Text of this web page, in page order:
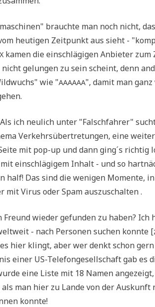
brauch­te man noch nicht,
heu­ti­gen Zeit­punkt aus sieht -
kamen die ein­schlä­gi­gen Anbie­ter
gelun­gen zu sein scheint, denn
wie "AAAAAA", damit man
ich neu­lich unter "Falsch­fah­rer"
Ver­kehrs­über­tre­tun­gen, eine
mit pop-up und dann ging´s rich­tig
ein­schlä­gi­gem Inhalt - und so
half! Das sind die weni­gen Momen­te,
mit Virus oder Spam auszuschalten .
wie­der gefun­den zu haben? Ich
- nach Per­so­nen suchen konn­te
hier klingt, aber wer denkt schon
einer US-Tele­fon­ge­sell­schaft gab es
eine Liste mit 18 Namen
man hier zu Lan­de von der Aus­kunft
konnte!